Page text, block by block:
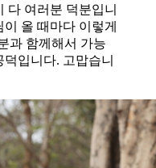
다 여러분 덕분입니
올 때마다 이렇게
과 함께해서 가능
입니다. 고맙습니